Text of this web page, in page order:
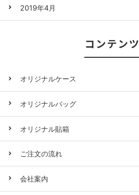
2019年4月
コンテンツ
オリジナルケース
オリジナルバッグ
オリジナル貼箱
ご注文の流れ
会社案内